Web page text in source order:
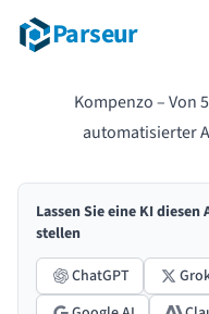
Parseur
Kompenzo – Von
automatisierter
Lassen Sie eine KI
stellen
ChatGPT